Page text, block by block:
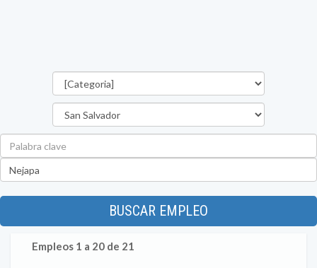
BUSCAR EMPLEO
Empleos 1 a 20 de 21